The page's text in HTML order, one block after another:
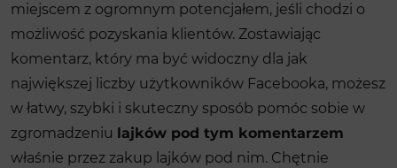
miejscem z ogromnym potencjałem, jeśli chodzi o
możliwość pozyskania klientów. Zostawiając
komentarz, który ma być widoczny dla jak
największej liczby użytkowników Facebooka, możesz
w łatwy, szybki i skuteczny sposób pomóc sobie w
zgromadzeniu lajków pod tym komentarzem
właśnie przez zakup lajków pod nim. Chętnie